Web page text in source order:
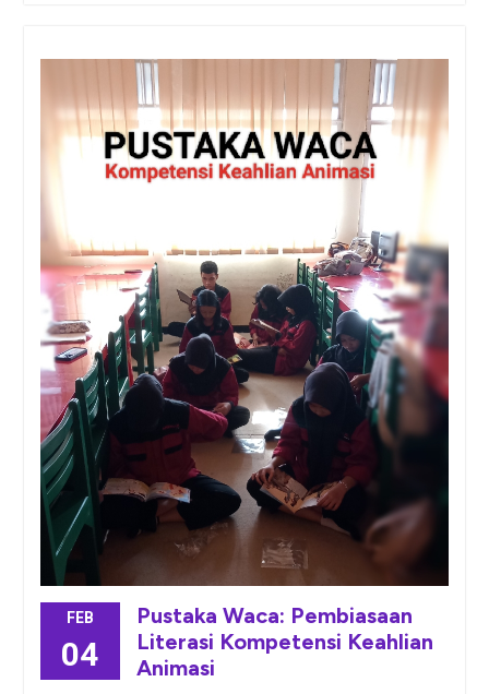
FEB
04
Pustaka Waca: Pembiasaan
Literasi Kompetensi Keahlian
Animasi